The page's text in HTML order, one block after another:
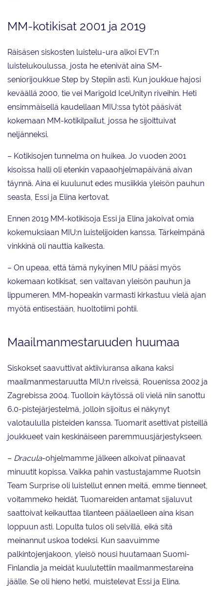
MM-kotikisat 2001 ja 2019
Räisäsen siskosten luistelu-ura alkoi EVT:n
luistelukoulussa, josta he etenivät aina SM-
seniorijoukkue Step by Stepiin asti. Kun joukkue hajosi
keväällä 2000, tie vei Marigold IceUnityn riveihin. Heti
ensimmäisellä kaudellaan MIU:ssa tytöt pääsivät
kokemaan MM-kotikilpailut, jossa he sijoittuivat
neljänneksi.
– Kotikisojen tunnelma on huikea. Jo vuoden 2001
kisoissa halli oli etenkin vapaaohjelmapäivänä aivan
täynnä. Aina ei kuulunut edes musiikkia yleisön pauhun
seasta, Essi ja Elina kertovat.
Ennen 2019 MM-kotikisoja Essi ja Elina jakoivat omia
kokemuksiaan MIU:n luistelijoiden kanssa. Tärkeimpänä
vinkkinä oli nauttia kaikesta.
– On upeaa, että tämä nykyinen MIU pääsi myös
kokemaan kotikisat, sen valtavan yleisön pauhun ja
lippumeren. MM-hopeakin varmasti kirkastuu vielä ajan
myötä entisestään, huoltotiimi pohtii.
Maailmanmestaruuden huumaa
Siskokset saavuttivat aktiiviuransa aikana kaksi
maailmanmestaruutta MIU:n riveissä, Rouenissa 2002 ja
Zagrebissa 2004. Tuolloin käytössä oli vielä niin sanottu
6.0-pistejärjestelmä, jolloin sijoitus ei näkynyt
valotaululla pisteiden kanssa. Tuomarit asettivat pisteillä
joukkueet vain keskinäiseen paremmuusjärjestykseen.
– Dracula-ohjelmamme jälkeen alkoivat piinaavat
minuutit kopissa. Vaikka pahin vastustajamme Ruotsin
Team Surprise oli luistellut ennen meitä, emme tienneet,
voitammeko heidät. Tuomareiden antamat sijaluvut
saattoivat keikauttaa tilanteen päälaelleen aina kisan
loppuun asti. Lopulta tulos oli selvillä, eikä sitä
meinannut uskoa todeksi. Kun saavuimme
palkintojenjakoon, yleisö nousi huutamaan Suomi-
Finlandia ja meidät kuulutettiin maailmanmestareina
jäälle. Se oli hieno hetki, muistelevat Essi ja Elina.